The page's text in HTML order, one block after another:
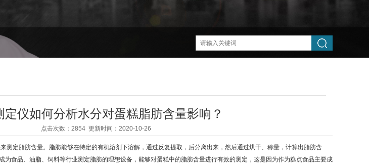
定仪如何分析水分对蛋糕脂肪含量影响？
点击次数：2854 更新时间：2020-10-26
测定脂肪含量。脂肪能够在特定的有机溶剂下溶解，通过反复提取，后分离出来，然后通过烘干、称量，计算出脂肪含
为食品、油脂、饲料等行业测定脂肪的理想设备，能够对蛋糕中的脂肪含量进行有效的测定，这是因为作为糕点食品主要成